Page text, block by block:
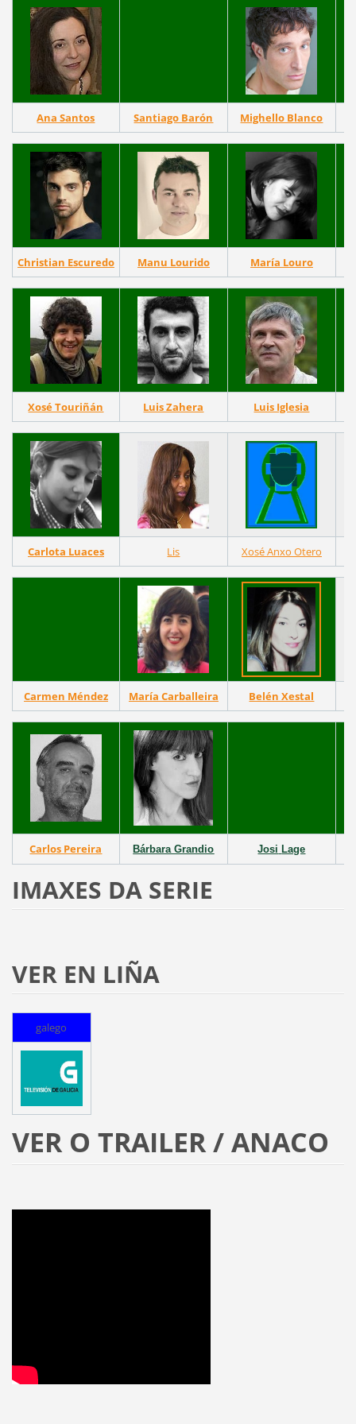
Ana Santos Santiago Barón Mighello Blanco
Christian Escuredo Manu Lourido María Louro
Xosé Touriñán Luis Zahera Luis Iglesia
Carlota Luaces Lis Xosé Anxo Otero
Carmen Méndez María Carballeira Belén Xestal
Carlos Pereira Bárbara Grandio Josi Lage
IMAXES DA SERIE
VER EN LIÑA
galego
VER O TRAILER / ANACO